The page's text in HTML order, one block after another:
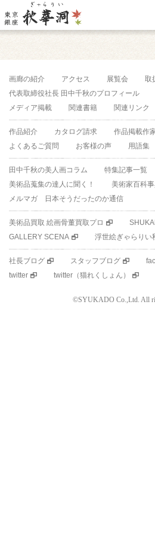
画廊の紹介 アクセス 展覧会
取
代表取締役社長 田中千秋のプロフィール
メディア掲載
関連書籍 関連リンク
作品紹介 カタログ請求 作品掲載作
よくあるご質問
お客様の声 用語集
田中千秋の美人画コラム
特集記事一覧
美術品蒐集の達人に聞く！
美術家百科
メルマガ 日本そうだったのか通信
美術品買取 絵画骨董買取プロ
GALLERY SCENA
浮世絵ぎゃらりい
社長ブログ スタッフブログ
twitter
twitter（猫れくしょん）
©SYUKADO Co.,Ltd. All